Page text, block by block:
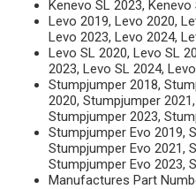
Kenevo SL 2023,
Levo 2019, Levo 2020,
Levo 2023, Levo 2024,
Levo SL 2020, Levo SL
2023, Levo SL 2024,
Stumpjumper 2018,
2020, Stumpjumper
Stumpjumper 2023,
Stumpjumper Evo 2019,
Stumpjumper Evo 2021,
Stumpjumper Evo 2023,
Manufactures Part